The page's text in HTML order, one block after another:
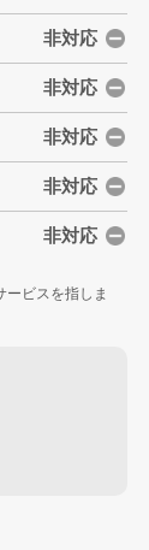
非対応
非対応
非対応
非対応
非対応
ービスを指しま